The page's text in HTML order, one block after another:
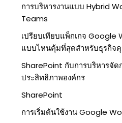
การบริหารงานแบบ Hybrid
Teams
เปรียบเทียบแพ็กเกจ Google
แบบไหนคุ้มที่สุดสำหรับธุรกิจ
SharePoint กับการบริหารจัด
ประสิทธิภาพองค์กร
SharePoint
การเริ่มต้นใช้งาน Google